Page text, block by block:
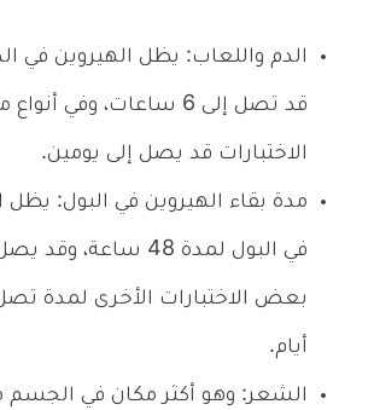
الدم واللعاب: يظل الهيروين في
قد تصل إلى 6 ساعات، وفي
الاختبارات قد يصل إلى يومين.
مدة بقاء الهيروين في البول: يظل
في البول لمدة 48 ساعة،
أيام.
الشعر: وهو أكثر مكان في